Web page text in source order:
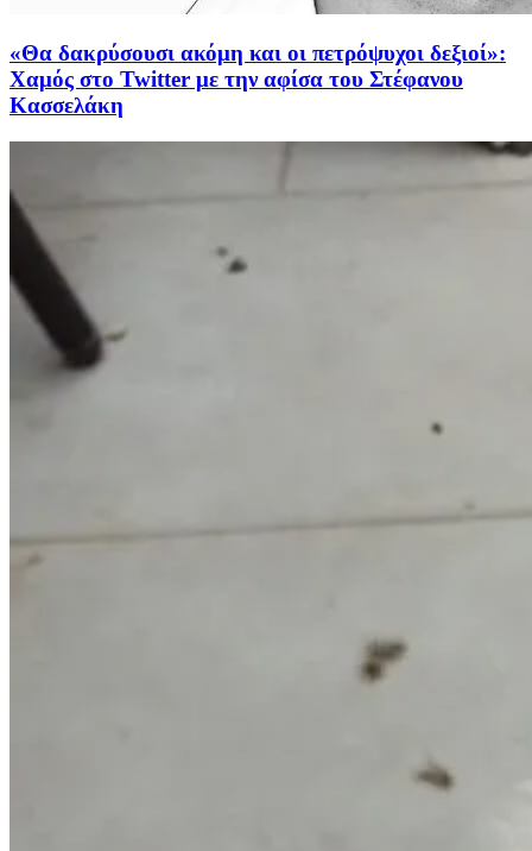
«Θα δακρύσουσι ακόμη και οι πετρόψυχοι δεξιοί»:
Χαμός στο Twitter με την αφίσα του Στέφανου
Κασσελάκη